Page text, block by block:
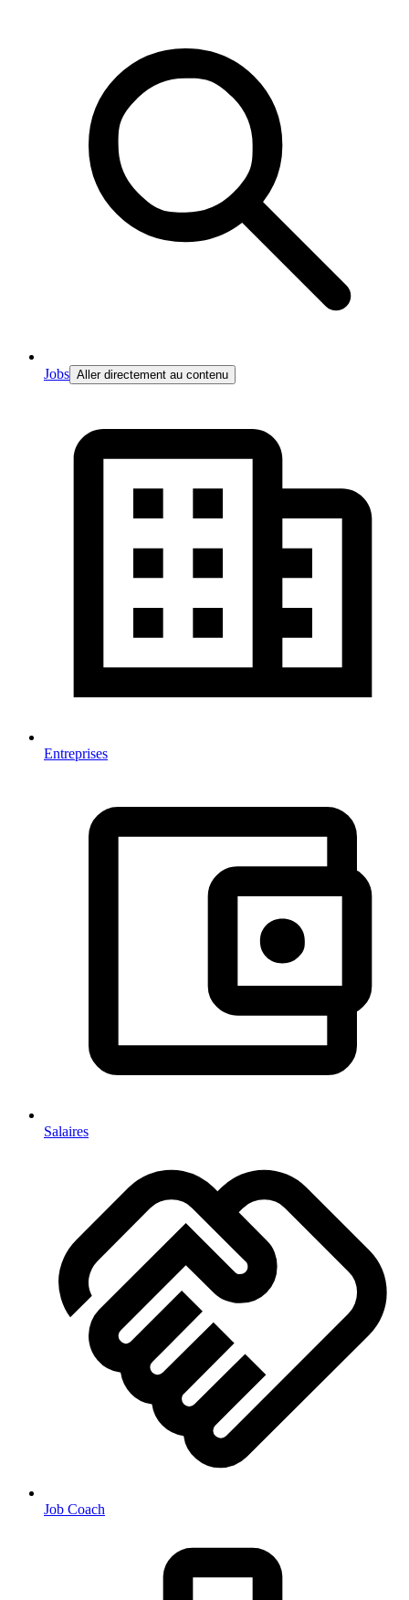
Jobs Aller directement au contenu
Entreprises
Salaires
Job Coach